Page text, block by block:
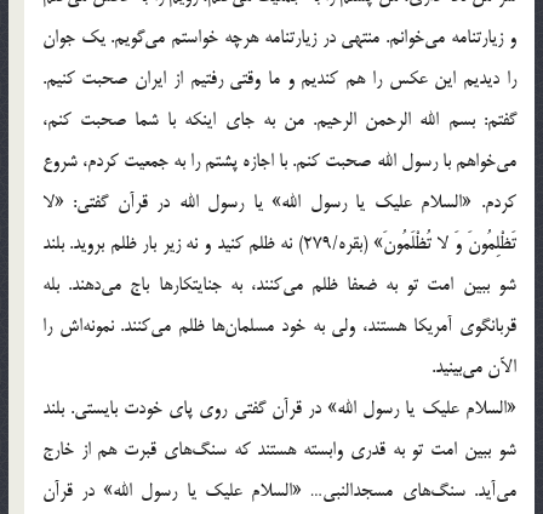
و زيارتنامه مي‌خوانم. منتهي در زيارتنامه هرچه خواستم مي‌گويم. يك جوان
را ديديم اين عكس را هم كنديم و ما وقتي رفتيم از ايران صحبت كنيم.
گفتم: بسم الله الرحمن الرحيم. من به جاي اينكه با شما صحبت كنم،
مي‌خواهم با رسول الله صحبت كنم. با اجازه پشتم را به جمعيت كردم، شروع
كردم. «السلام عليك يا رسول الله» يا رسول الله در قرآن گفتي: «لا
تَظْلِمُونَ وَ لا تُظْلَمُونَ» (بقره/279) نه ظلم كنيد و نه زير بار ظلم برويد. بلند
شو ببين امت تو به ضعفا ظلم مي‌كنند، به جنايتكارها باج مي‌دهند. بله
قربانگوي آمريكا هستند، ولي به خود مسلمان‌ها ظلم مي‌كنند. نمونه‌اش را
الآن مي‌بينيد.
«السلام عليك يا رسول الله» در قرآن گفتي روي پاي خودت بايستي. بلند
شو ببين امت تو به قدري وابسته هستند كه سنگ‌هاي قبرت هم از خارج
مي‌آيد. سنگ‌هاي مسجدالنبي… «السلام عليك يا رسول الله» در قرآن